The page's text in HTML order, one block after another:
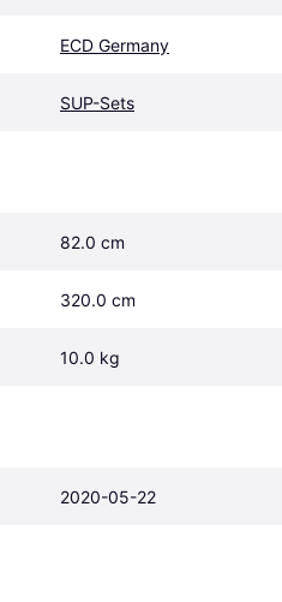
ECD Germany
SUP-Sets
82.0 cm
320.0 cm
10.0 kg
2020-05-22